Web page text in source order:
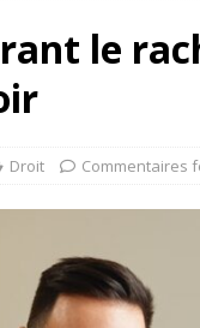
le
Droit Commentaires